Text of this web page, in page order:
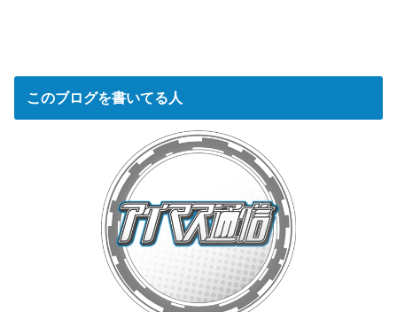
このブログを書いてる人